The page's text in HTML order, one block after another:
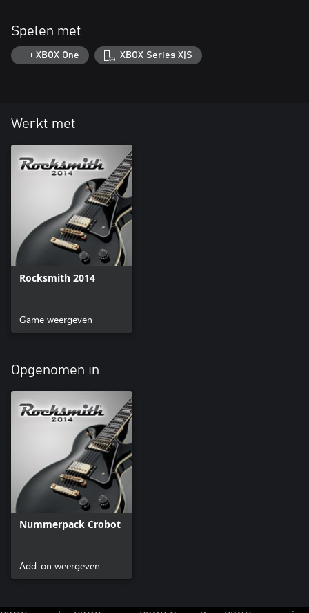
Spelen met
XBOX One XBOX Series X|S
Werkt met
Rocksmith 2014
Game weergeven
Opgenomen in
Nummerpack Crobot
Add-on weergeven